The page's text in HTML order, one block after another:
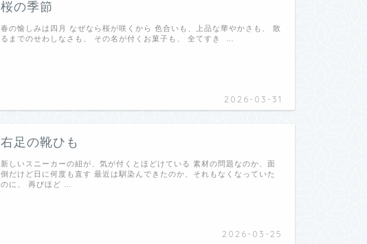
桜の季節
2026-03-31
春の愉しみは四月 なぜなら桜が咲くから 色合いも、上品な華やかさも、 散
るまでのせわしなさも、 その名が付くお菓子も、 全てすき …
右足の靴ひも
2026-03-25
新しいスニーカーの紐が、気が付くとほどけている 素材の問題なのか、面
倒だけど日に何度も直す 最近は馴染んできたのか、それもなくなっていた
のに、 再びほど …